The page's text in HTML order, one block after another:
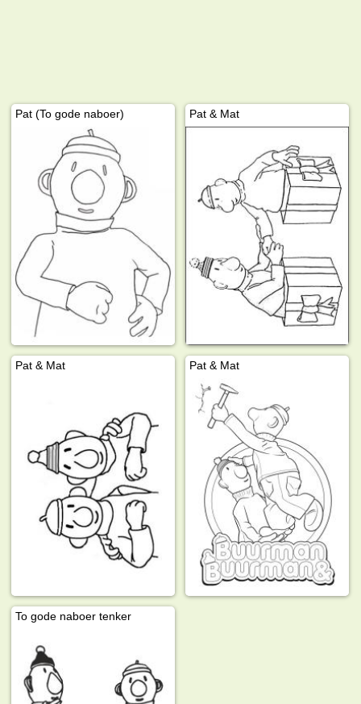
Pat (To gode naboer) Pat & Mat
Pat & Mat Pat & Mat
To gode naboer tenker